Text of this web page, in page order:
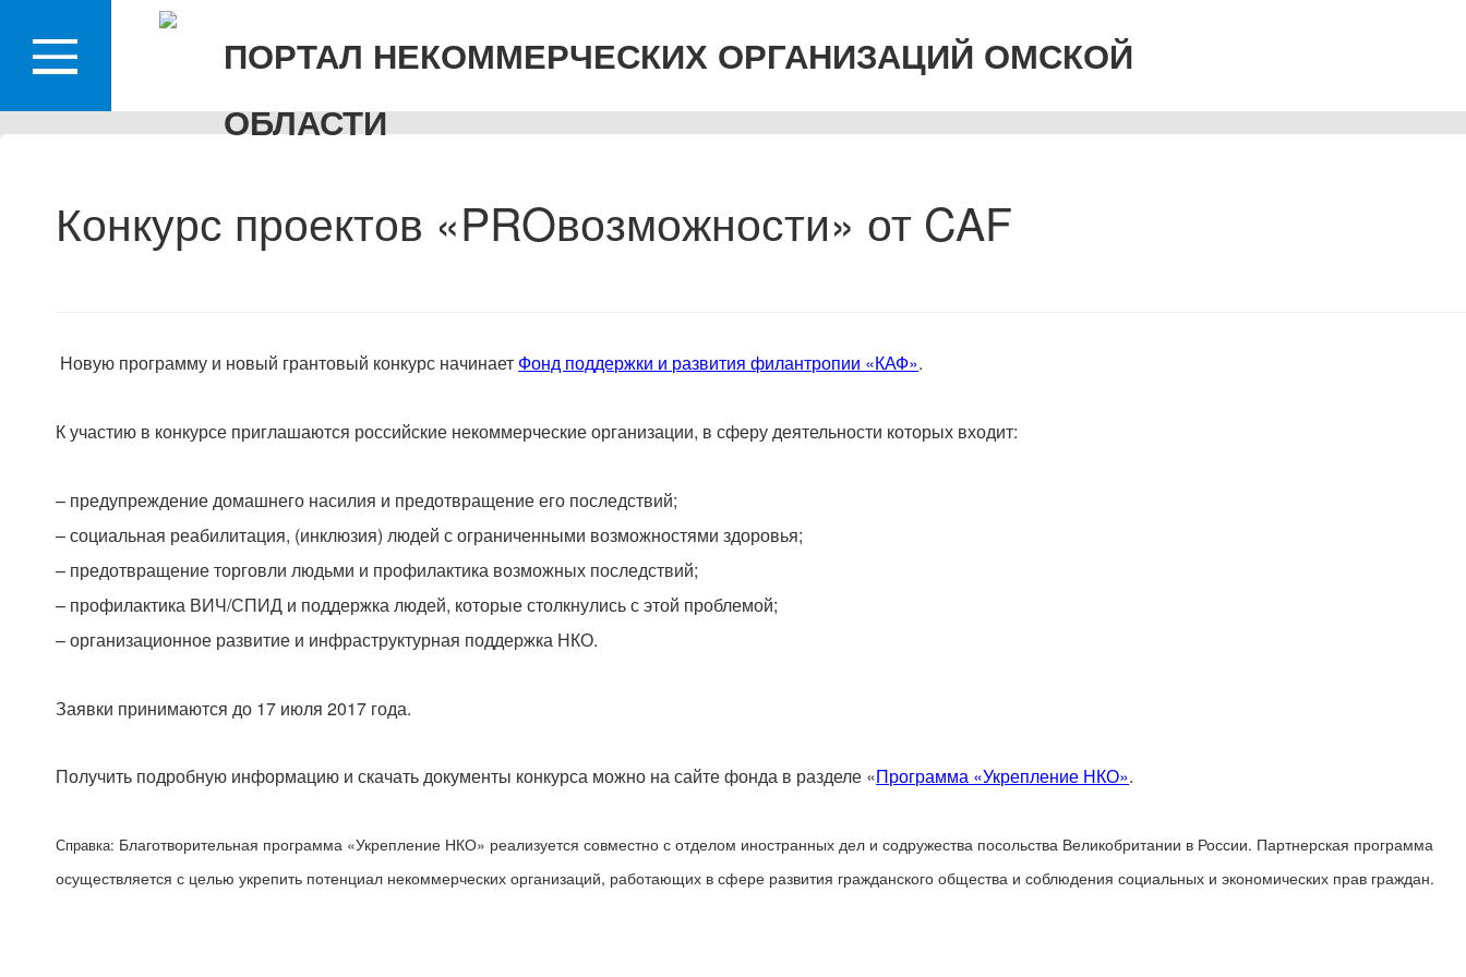
ПОРТАЛ НЕКОММЕРЧЕСКИХ ОРГАНИЗАЦИЙ ОМСКОЙ
ОБЛАСТИ
Конкурс проектов «PROвозможности» от CAF
Новую программу и новый грантовый конкурс начинает Фонд поддержки и развития филантропии «КАФ».
К участию в конкурсе приглашаются российские некоммерческие организации, в сферу деятельности которых входит:
– предупреждение домашнего насилия и предотвращение его последствий;
– социальная реабилитация, (инклюзия) людей с ограниченными возможностями здоровья;
– предотвращение торговли людьми и профилактика возможных последствий;
– профилактика ВИЧ/СПИД и поддержка людей, которые столкнулись с этой проблемой;
– организационное развитие и инфраструктурная поддержка НКО.
Заявки принимаются до 17 июля 2017 года.
Получить подробную информацию и скачать документы конкурса можно на сайте фонда в разделе «Программа «Укрепление НКО».
Справка: Благотворительная программа «Укрепление НКО» реализуется совместно с отделом иностранных дел и содружества посольства Великобритании в России. Партнерская программа
осуществляется с целью укрепить потенциал некоммерческих организаций, работающих в сфере развития гражданского общества и соблюдения социальных и экономических прав граждан.